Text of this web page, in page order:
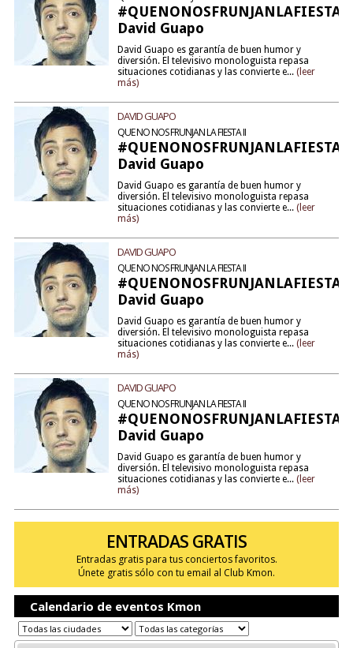
#QUENONOSFRUNJANLAFIESTA2
David Guapo
David Guapo es garantía de buen humor y
diversión. El televisivo monologuista repasa
situaciones cotidianas y las convierte e... (leer
más)
DAVID GUAPO
QUE NO NOS FRUNJAN LA FIESTA II
#QUENONOSFRUNJANLAFIESTA2
David Guapo
David Guapo es garantía de buen humor y
diversión. El televisivo monologuista repasa
situaciones cotidianas y las convierte e... (leer
más)
DAVID GUAPO
QUE NO NOS FRUNJAN LA FIESTA II
#QUENONOSFRUNJANLAFIESTA2
David Guapo
David Guapo es garantía de buen humor y
diversión. El televisivo monologuista repasa
situaciones cotidianas y las convierte e... (leer
más)
DAVID GUAPO
QUE NO NOS FRUNJAN LA FIESTA II
#QUENONOSFRUNJANLAFIESTA2
David Guapo
David Guapo es garantía de buen humor y
diversión. El televisivo monologuista repasa
situaciones cotidianas y las convierte e... (leer
más)
ENTRADAS GRATIS
Entradas gratis para tus conciertos favoritos.
Únete gratis sólo con tu email al Club Kmon.
Calendario de eventos Kmon